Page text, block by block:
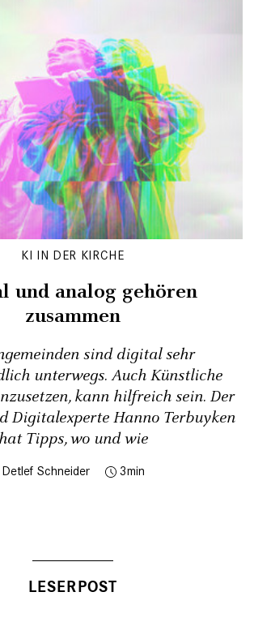
KI IN DER KIRCHE
und analog gehören
zusammen
sind digital sehr
unterwegs. Auch Künstliche
kann hilfreich sein. Der
Digitalexperte Hanno Terbuyken
hat Tipps, wo und wie
Detlef Schneider 3